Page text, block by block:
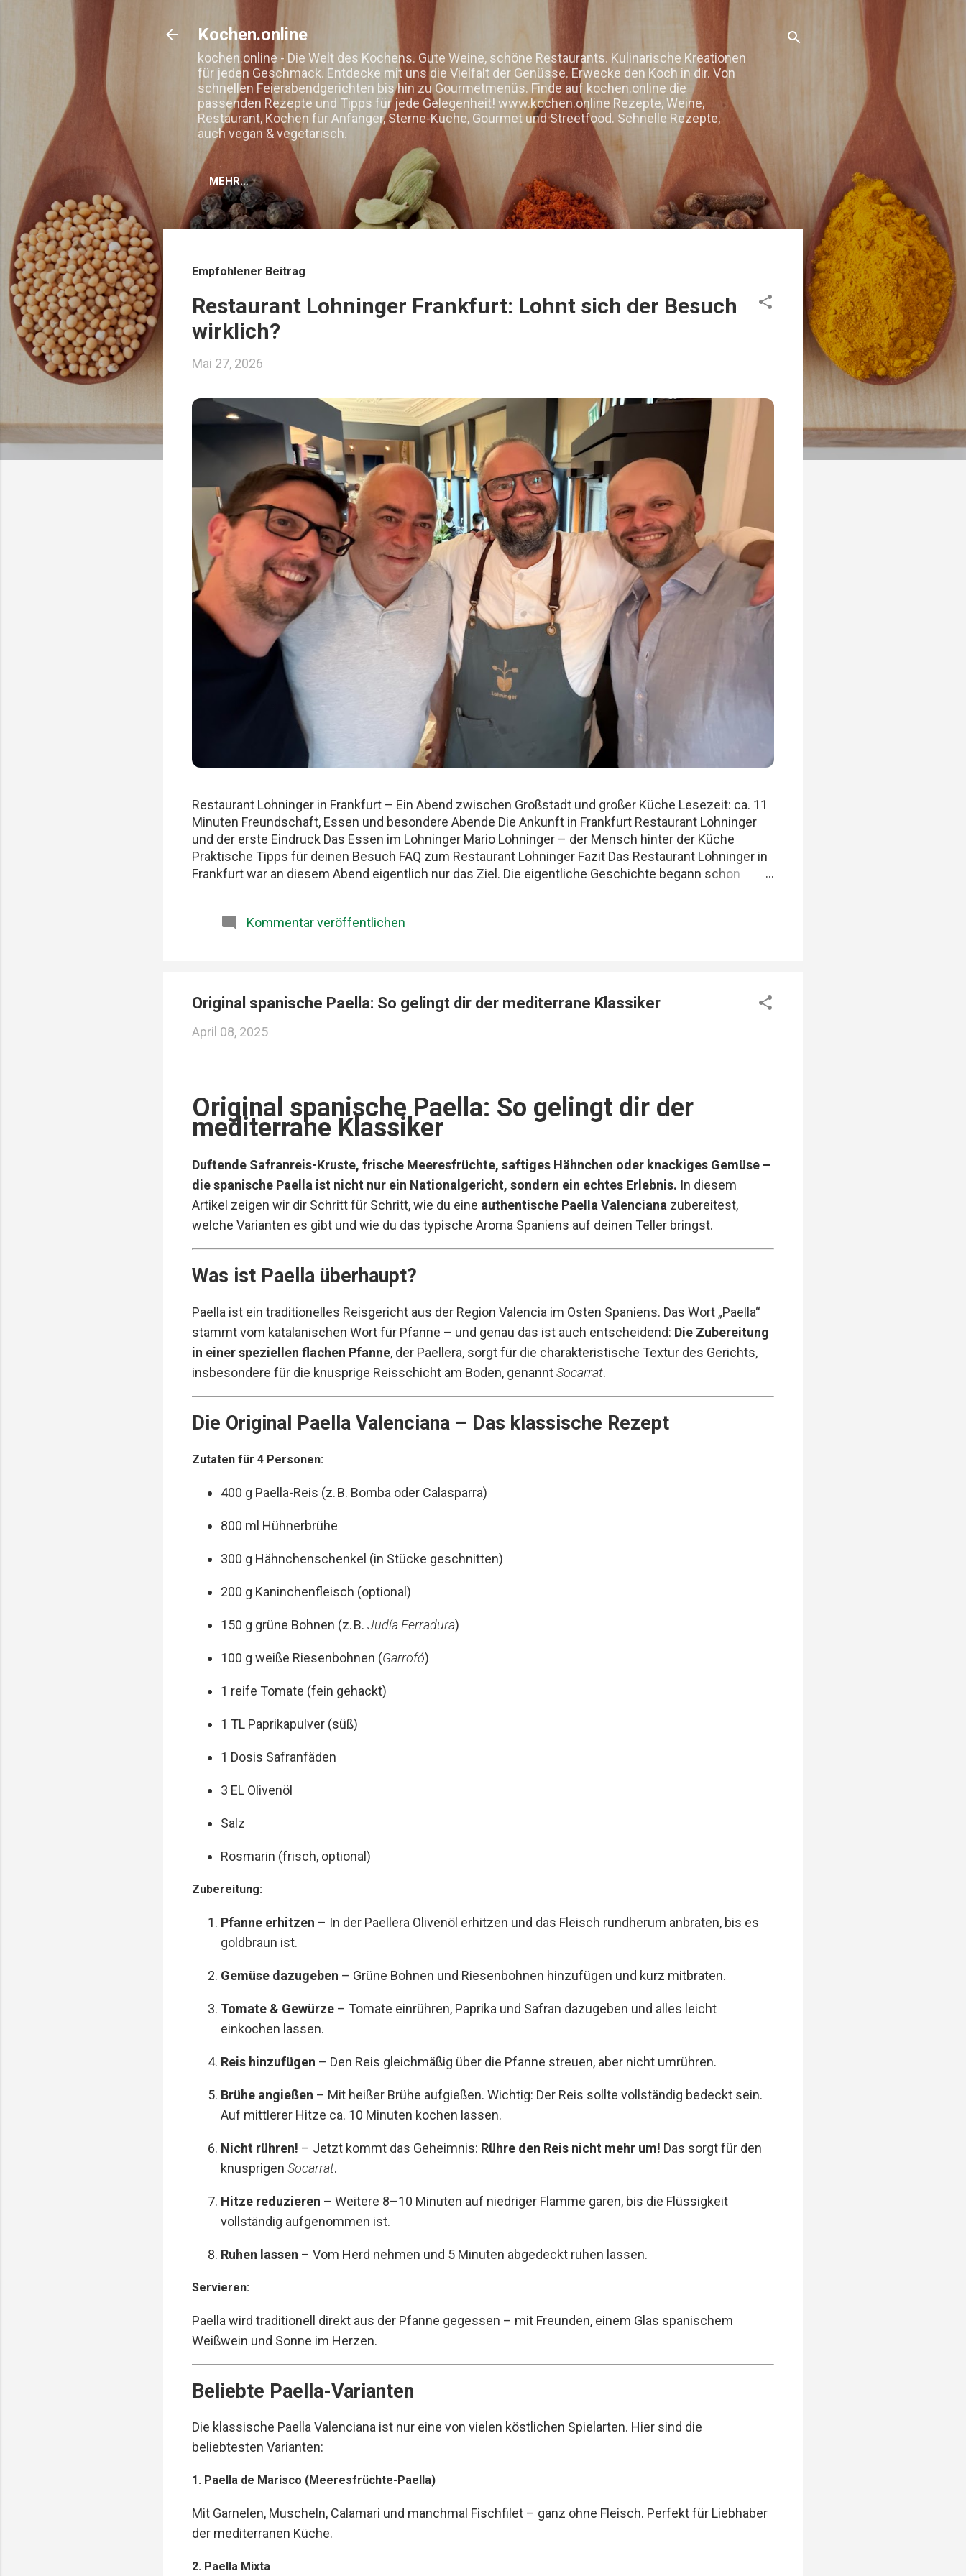
Direkt zum Hauptbereich
Kochen.online
kochen.online - Die Welt des Kochens. Gute Weine, schöne Restaurants. Kulinarische Kreationen
für jeden Geschmack. Entdecke mit uns die Vielfalt der Genüsse. Erwecke den Koch in dir. Von
schnellen Feierabendgerichten bis hin zu Gourmetmenüs. Finde auf kochen.online die
passenden Rezepte und Tipps für jede Gelegenheit! www.kochen.online Rezepte, Weine,
Restaurant, Kochen für Anfänger, Sterne-Küche, Gourmet und Streetfood. Schnelle Rezepte,
auch vegan & vegetarisch.
MEHR…
Empfohlener Beitrag
Restaurant Lohninger Frankfurt: Lohnt sich der Besuch
wirklich?
Mai 27, 2026
Restaurant Lohninger in Frankfurt – Ein Abend zwischen Großstadt und großer Küche Lesezeit: ca. 11
Minuten Freundschaft, Essen und besondere Abende Die Ankunft in Frankfurt Restaurant Lohninger
und der erste Eindruck Das Essen im Lohninger Mario Lohninger – der Mensch hinter der Küche
Praktische Tipps für deinen Besuch FAQ zum Restaurant Lohninger Fazit Das Restaurant Lohninger in
Frankfurt war an diesem Abend eigentlich nur das Ziel. Die eigentliche Geschichte begann schon
Produkte und diese seltenen Abende, die länger im Kopf bleiben als jede Rechnung. Felix, Ich , Mario
Kommentar veröffentlichen
Original spanische Paella: So gelingt dir der mediterrane Klassiker
April 08, 2025
Original spanische Paella: So gelingt dir der
mediterrane Klassiker
Duftende Safranreis-Kruste, frische Meeresfrüchte, saftiges Hähnchen oder knackiges Gemüse –
die spanische Paella ist nicht nur ein Nationalgericht, sondern ein echtes Erlebnis. In diesem
Artikel zeigen wir dir Schritt für Schritt, wie du eine authentische Paella Valenciana zubereitest,
welche Varianten es gibt und wie du das typische Aroma Spaniens auf deinen Teller bringst.
Was ist Paella überhaupt?
Paella ist ein traditionelles Reisgericht aus der Region Valencia im Osten Spaniens. Das Wort „Paella“
stammt vom katalanischen Wort für Pfanne – und genau das ist auch entscheidend: Die Zubereitung
in einer speziellen flachen Pfanne, der Paellera, sorgt für die charakteristische Textur des Gerichts,
insbesondere für die knusprige Reisschicht am Boden, genanntSocarrat.
Die Original Paella Valenciana – Das klassische Rezept
Zutaten für 4 Personen:
400 g Paella-Reis (z. B. Bomba oder Calasparra)
800 ml Hühnerbrühe
300 g Hähnchenschenkel (in Stücke geschnitten)
200 g Kaninchenfleisch (optional)
150 g grüne Bohnen (z. B. Judía Ferradura)
100 g weiße Riesenbohnen (Garrofó)
1 reife Tomate (fein gehackt)
1 TL Paprikapulver (süß)
1 Dosis Safranfäden
3 EL Olivenöl
Salz
Rosmarin (frisch, optional)
Zubereitung:
Pfanne erhitzen – In der Paellera Olivenöl erhitzen und das Fleisch rundherum anbraten, bis es
goldbraun ist.
Gemüse dazugeben – Grüne Bohnen und Riesenbohnen hinzufügen und kurz mitbraten.
Tomate & Gewürze – Tomate einrühren, Paprika und Safran dazugeben und alles leicht
einkochen lassen.
Reis hinzufügen – Den Reis gleichmäßig über die Pfanne streuen, aber nicht umrühren.
Brühe angießen – Mit heißer Brühe aufgießen. Wichtig: Der Reis sollte vollständig bedeckt sein.
Auf mittlerer Hitze ca. 10 Minuten kochen lassen.
Nicht rühren! – Jetzt kommt das Geheimnis: Rühre den Reis nicht mehr um! Das sorgt für den
knusprigen Socarrat.
Hitze reduzieren – Weitere 8–10 Minuten auf niedriger Flamme garen, bis die Flüssigkeit
vollständig aufgenommen ist.
Ruhen lassen – Vom Herd nehmen und 5 Minuten abgedeckt ruhen lassen.
Servieren:
Paella wird traditionell direkt aus der Pfanne gegessen – mit Freunden, einem Glas spanischem
Weißwein und Sonne im Herzen.
Beliebte Paella-Varianten
Die klassische Paella Valenciana ist nur eine von vielen köstlichen Spielarten. Hier sind die
beliebtesten Varianten:
1. Paella de Marisco (Meeresfrüchte-Paella)
Mit Garnelen, Muscheln, Calamari und manchmal Fischfilet – ganz ohne Fleisch. Perfekt für Liebhaber
der mediterranen Küche.
2. Paella Mixta